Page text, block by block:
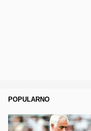
POPULARNO